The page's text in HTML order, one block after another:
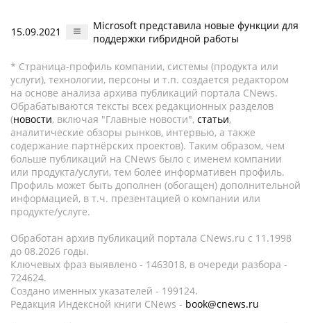
15.09.2021
Microsoft представила новые функции для
поддержки гибридной работы
* Страница-профиль компании, системы (продукта или
услуги), технологии, персоны и т.п. создается редактором
на основе анализа архива публикаций портала CNews.
Обрабатываются тексты всех редакционных разделов
(новости, включая "Главные новости", статьи,
аналитические обзоры рынков, интервью, а также
содержание партнёрских проектов). Таким образом, чем
больше публикаций на CNews было с именем компании
или продукта/услуги, тем более информативен профиль.
Профиль может быть дополнен (обогащен) дополнительной
информацией, в т.ч. презентацией о компании или
продукте/услуге.
Обработан архив публикаций портала CNews.ru c 11.1998
до 08.2026 годы.
Ключевых фраз выявлено - 1463018, в очереди разбора -
724624.
Создано именных указателей - 199124.
Редакция Индексной книги CNews - book@cnews.ru